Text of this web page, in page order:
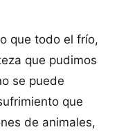
que todo el frío,
que pudimos
se puede
que
de animales,